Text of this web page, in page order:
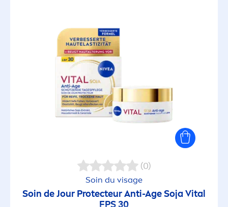
(0)
Soin du visage
Soin de Jour Protecteur Anti-AgeSojaVital
FPS 30